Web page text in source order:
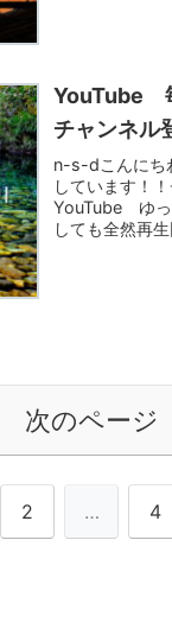
YouTube
チャンネル
n-s-dこんにち
しています！
YouTube ゆっ
しても全然再
次のページ
2 … 4